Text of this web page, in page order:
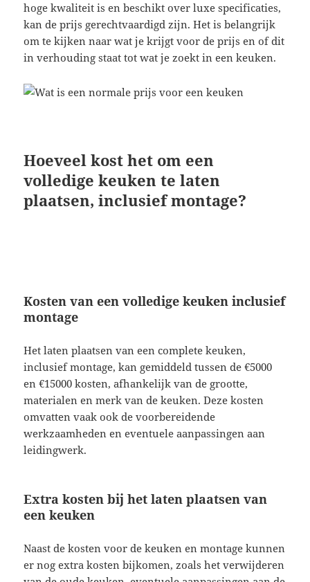
hoge kwaliteit is en beschikt over luxe specificaties,
kan de prijs gerechtvaardigd zijn. Het is belangrijk
om te kijken naar wat je krijgt voor de prijs en of dit
in verhouding staat tot wat je zoekt in een keuken.
Hoeveel kost het om een
volledige keuken te laten
plaatsen, inclusief montage?
Kosten van een volledige keuken inclusief
montage
Het laten plaatsen van een complete keuken,
inclusief montage, kan gemiddeld tussen de €5000
en €15000 kosten, afhankelijk van de grootte,
materialen en merk van de keuken. Deze kosten
omvatten vaak ook de voorbereidende
werkzaamheden en eventuele aanpassingen aan
leidingwerk.
Extra kosten bij het laten plaatsen van
een keuken
Naast de kosten voor de keuken en montage kunnen
er nog extra kosten bijkomen, zoals het verwijderen